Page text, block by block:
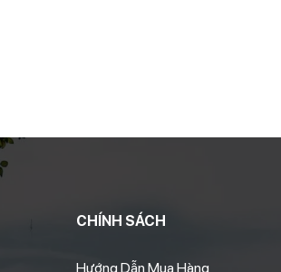
CHÍNH SÁCH
Hướng Dẫn Mua Hàng